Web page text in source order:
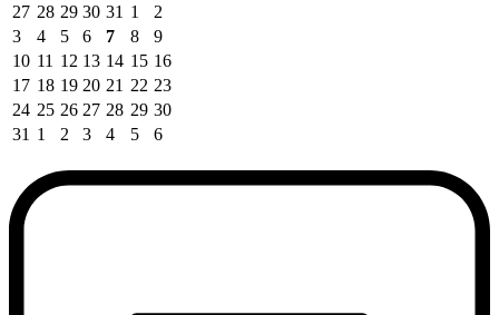
27 28 29 30 31 1
2
3
4 5 6 7 8
9
10 11 12 13 14 15 16
17 18 19 20 21 22 23
24 25 26 27 28 29 30
31 1 2 3 4 5 6